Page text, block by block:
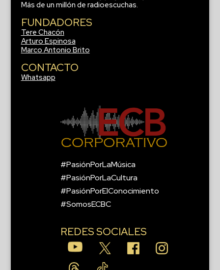
Más de un millón de radioescuchas.
FUNDADORES
Tere Chacón
Arturo Espinosa
Marco Antonio Brito
CONTACTO
Whatsapp
#PasiónPorLaMúsica
#PasiónPorLaCultura
#PasiónPorElConocimiento
#SomosECBC
REDES SOCIALES